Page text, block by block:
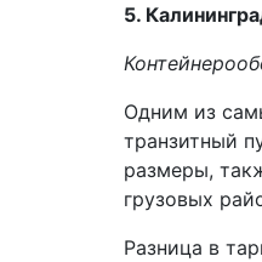
5.
Одним из
транзитный
размеры,
грузовых
Разница в